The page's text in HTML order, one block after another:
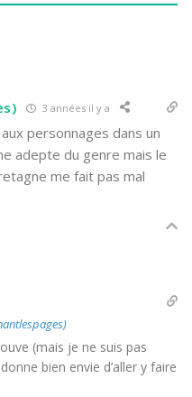
3 années il y a
personnages dans un
adepte du genre mais le
me fait pas mal
(mais je ne suis pas
bien envie d’aller y faire